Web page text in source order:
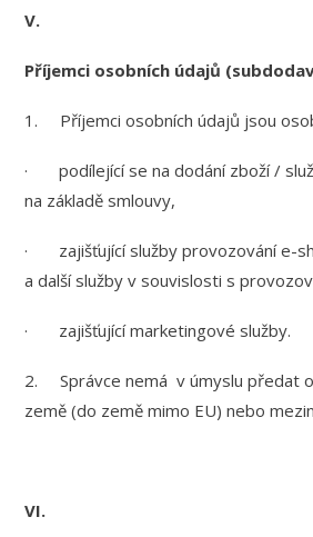
V.
Příjemci osobních údajů
1. Příjemci osobních údajů jsou
· podílející se na dodání zboží /
na základě smlouvy,
· zajišťující služby provozování e-
a další služby v souvislosti s
· zajišťující marketingové služby.
2. Správce nemá v úmyslu předat
země (do země mimo EU) nebo
VI.